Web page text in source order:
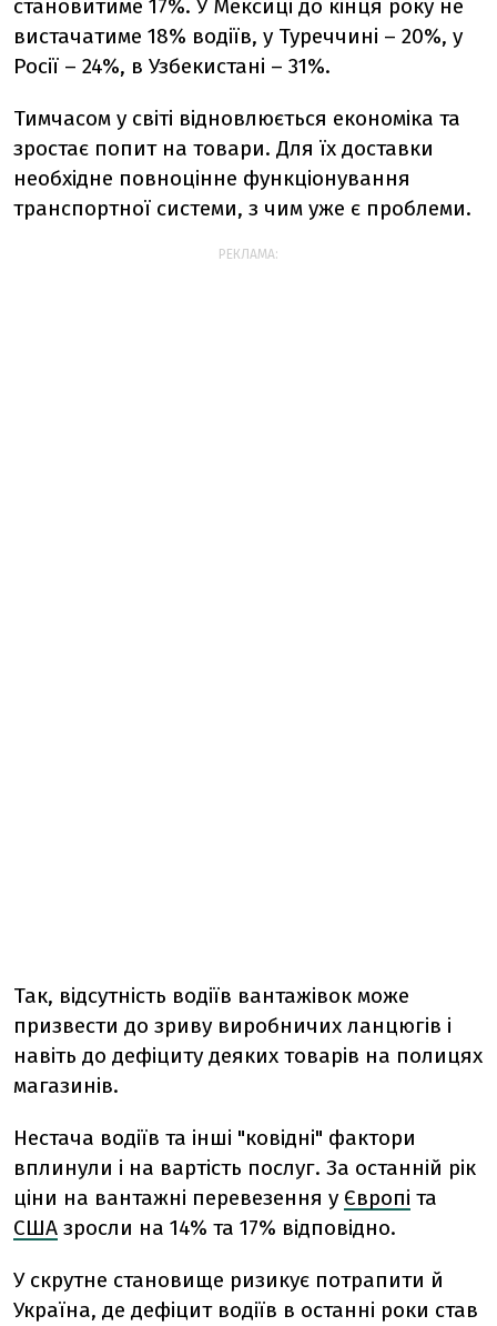
становитиме 17%. У Мексиці до кінця року не
вистачатиме 18% водіїв, у Туреччині – 20%, у
Росії – 24%, в Узбекистані – 31%.
Тимчасом у світі відновлюється економіка та
зростає попит на товари. Для їх доставки
необхідне повноцінне функціонування
транспортної системи, з чим уже є проблеми.
РЕКЛАМА:
Так, відсутність водіїв вантажівок може
призвести до зриву виробничих ланцюгів і
навіть до дефіциту деяких товарів на полицях
магазинів.
Нестача водіїв та інші "ковідні" фактори
вплинули і на вартість послуг. За останній рік
ціни на вантажні перевезення у Європі та
США зросли на 14% та 17% відповідно.
У скрутне становище ризикує потрапити й
Україна, де дефіцит водіїв в останні роки став